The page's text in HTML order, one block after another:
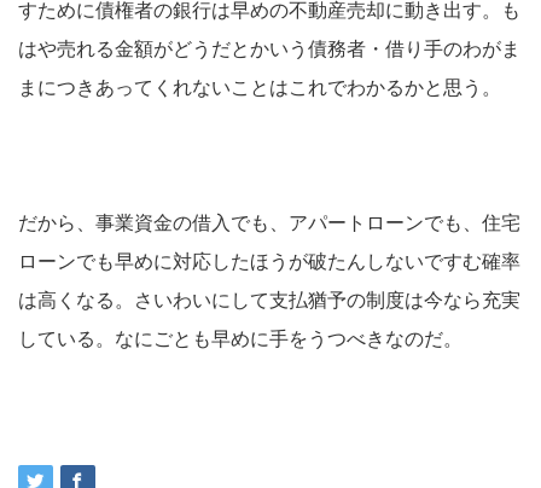
すために債権者の銀行は早めの不動産売却に動き出す。も
はや売れる金額がどうだとかいう債務者・借り手のわがま
まにつきあってくれないことはこれでわかるかと思う。
だから、事業資金の借入でも、アパートローンでも、住宅
ローンでも早めに対応したほうが破たんしないですむ確率
は高くなる。さいわいにして支払猶予の制度は今なら充実
している。なにごとも早めに手をうつべきなのだ。